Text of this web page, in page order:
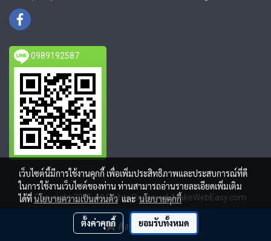
สั่งซื้อสินค้า
0989192587
© Copyright 2015 All Rights Reserved. MakeWebEasy.com
ผู้เข้าชมวันนี้ 209
เว็บไซต์นี้มีการใช้งานคุกกี้ เพื่อเพิ่มประสิทธิภาพและประสบการณ์ที่ดี
ในการใช้งานเว็บไซต์ของท่าน ท่านสามารถอ่านรายละเอียดเพิ่มเติม
ได้ที่นโยบายความเป็นส่วนตัวและนโยบายคุกกี้
ตั้งค่าคุกกี้ ยอมรับทั้งหมด